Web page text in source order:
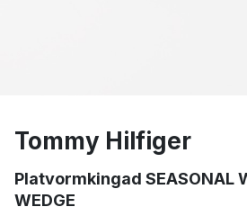
Tommy Hilfiger
Platvormkingad SEASONAL
WEDGE